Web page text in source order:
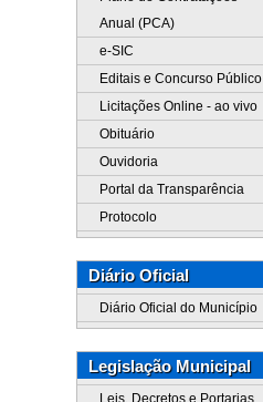
Anual (PCA)
e-SIC
Editais e Concurso Público
Licitações Online - ao vivo
Obituário
Ouvidoria
Portal da Transparência
Protocolo
Diário Oficial
Diário Oficial do Município
Legislação Municipal
Leis, Decretos e Portarias